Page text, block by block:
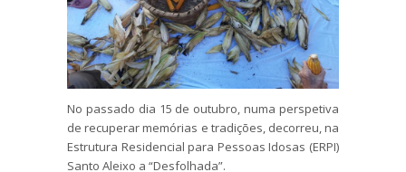
No passado dia 15 de outubro, numa perspetiva
de recuperar memórias e tradições, decorreu, na
Estrutura Residencial para Pessoas Idosas (ERPI)
Santo Aleixo a “Desfolhada”.